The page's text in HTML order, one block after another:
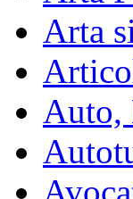
Arta
Auto,